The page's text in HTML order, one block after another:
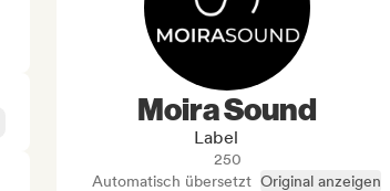
Moira Sound
Label
250
Automatisch übersetzt Original anzeigen